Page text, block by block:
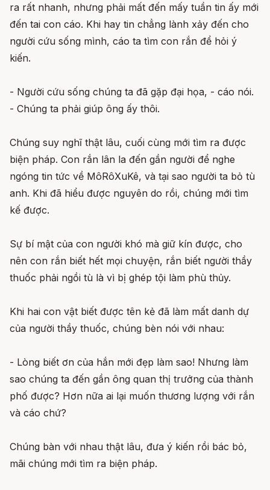
ra rất nhanh, nhưng phải mất đến mấy tuần tin ấy mới
đến tai con cáo. Khi hay tin chẳng lành xảy đến cho
người cứu sống mình, cáo ta tìm con rắn để hỏi ý
kiến.
- Người cứu sống chúng ta đã gặp đại họa, - cáo nói.
- Chúng ta phải giúp ông ấy thôi.
Chúng suy nghĩ thật lâu, cuối cùng mới tìm ra được
biện pháp. Con rắn lân la đến gần người để nghe
ngóng tin tức về MôRôXuKê, và tại sao người ta bỏ tù
anh. Khi đã hiểu được nguyên do rồi, chúng mới tìm
kế được.
Sự bí mật của con người khó mà giữ kín được, cho
nên con rắn biết hết mọi chuyện, rắn biết người thầy
thuốc phải ngồi tù là vì bị ghép tội làm phù thủy.
Khi hai con vật biết được tên kẻ đã làm mất danh dự
của người thầy thuốc, chúng bèn nói với nhau:
- Lòng biết ơn của hắn mới đẹp làm sao! Nhưng làm
sao chúng ta đến gần ông quan thị trưởng của thành
phố được? Hơn nữa ai lại muốn thương lượng với rắn
và cáo chứ?
Chúng bàn với nhau thật lâu, đưa ý kiến rồi bác bỏ,
mãi chúng mới tìm ra biện pháp.